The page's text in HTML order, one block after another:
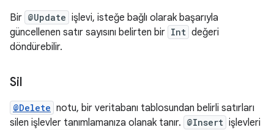
Bir @Update işlevi, isteğe bağlı olarak başarıyla
güncellenen satır sayısını belirten bir Int değeri
döndürebilir.
Sil
@Delete notu, bir veritabanı tablosundan belirli satırları
silen işlevler tanımlamanıza olanak tanır. @Insert işlevleri